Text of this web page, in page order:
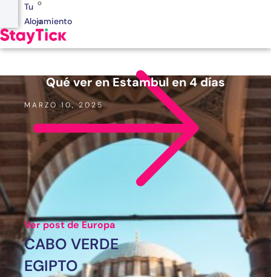
Ver post de Europa
CABO VERDE
EGIPTO
Tu
Alojamiento
Qué ver en Estambul en 4 días
MARZO 10, 2025